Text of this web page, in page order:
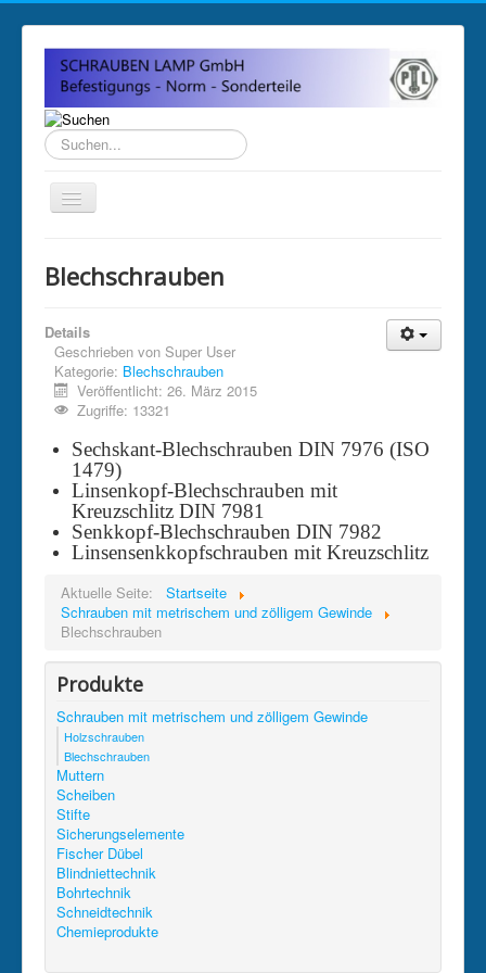
Suchen...
Über uns
Impressum
Anfahrt und Öffnungszeiten
Sitemap
Blechschrauben
Details
Geschrieben von Super User
Kategorie: Blechschrauben
Veröffentlicht: 26. März 2015
Zugriffe: 13321
Sechskant-Blechschrauben DIN 7976 (ISO
1479)
Linsenkopf-Blechschrauben mit
Kreuzschlitz DIN 7981
Senkkopf-Blechschrauben DIN 7982
Linsensenkkopfschrauben mit Kreuzschlitz
Aktuelle Seite:
Startseite
Schrauben mit metrischem und zölligem Gewinde
Blechschrauben
Produkte
Schrauben mit metrischem und zölligem Gewinde
Holzschrauben
Blechschrauben
Muttern
Scheiben
Stifte
Sicherungselemente
Fischer Dübel
Blindniettechnik
Bohrtechnik
Schneidtechnik
Chemieprodukte